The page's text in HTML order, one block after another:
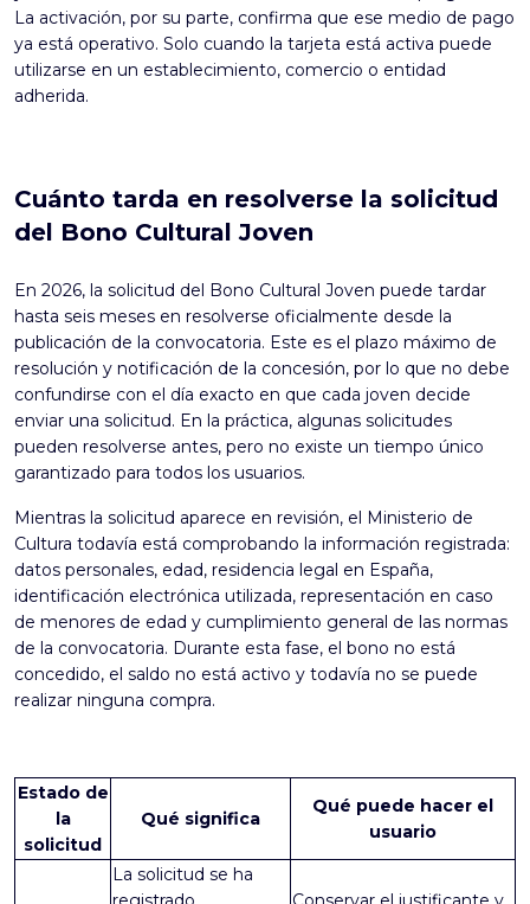
La activación, por su parte, confirma que ese medio de pago
ya está operativo. Solo cuando la tarjeta está activa puede
utilizarse en un establecimiento, comercio o entidad
adherida.
Cuánto tarda en resolverse la solicitud
del Bono Cultural Joven
En 2026, la solicitud del Bono Cultural Joven puede tardar
hasta seis meses en resolverse oficialmente desde la
publicación de la convocatoria. Este es el plazo máximo de
resolución y notificación de la concesión, por lo que no debe
confundirse con el día exacto en que cada joven decide
enviar una solicitud. En la práctica, algunas solicitudes
pueden resolverse antes, pero no existe un tiempo único
garantizado para todos los usuarios.
Mientras la solicitud aparece en revisión, el Ministerio de
Cultura todavía está comprobando la información registrada:
datos personales, edad, residencia legal en España,
identificación electrónica utilizada, representación en caso
de menores de edad y cumplimiento general de las normas
de la convocatoria. Durante esta fase, el bono no está
concedido, el saldo no está activo y todavía no se puede
realizar ninguna compra.
Estado de
la
solicitud
Qué significa
Qué puede hacer el
usuario
La solicitud se ha